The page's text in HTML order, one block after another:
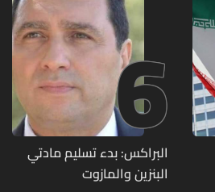
6
البراكس: بدء تسليم مادتي
البنزين والمازوت